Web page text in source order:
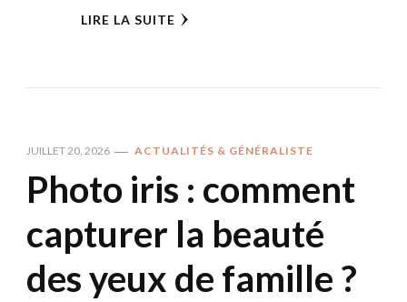
LIRE LA SUITE
JUILLET 20, 2026 ACTUALITÉS & GÉNÉRALISTE
Photo iris : comment
capturer la beauté
des yeux de famille ?